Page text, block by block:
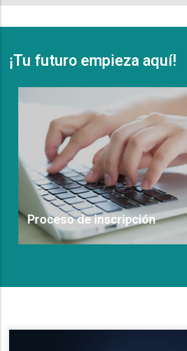
¡Tu futuro empieza aquí!
Proceso de inscripción